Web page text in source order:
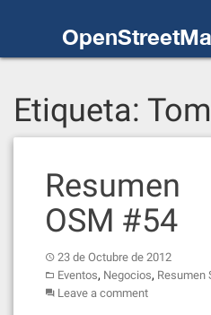
Etiqueta:
Resumen
OSM #54
23 de Octubre de 2012
Eventos, Negocios, Resumen
Leave a comment